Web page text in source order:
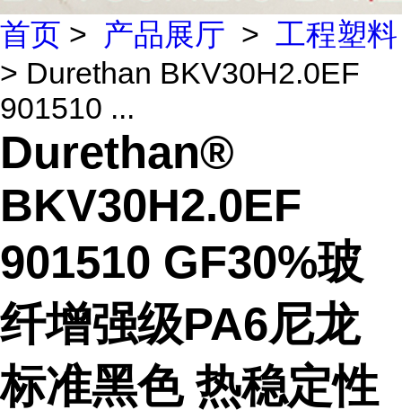
首页 > 产品展厅 > 工程塑料
> Durethan BKV30H2.0EF
901510 ...
Durethan®
BKV30H2.0EF
901510 GF30%玻
纤增强级PA6尼龙
标准黑色 热稳定性